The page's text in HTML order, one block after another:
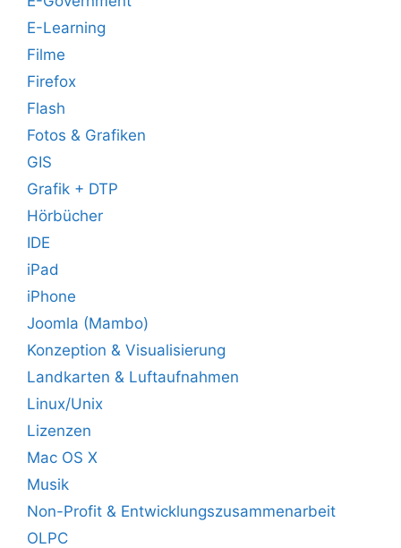
E-Learning
Filme
Firefox
Flash
Fotos & Grafiken
GIS
Grafik + DTP
Hörbücher
IDE
iPad
iPhone
Joomla (Mambo)
Konzeption & Visualisierung
Landkarten & Luftaufnahmen
Linux/Unix
Lizenzen
Mac OS X
Musik
Non-Profit & Entwicklungszusammenarbeit
OLPC